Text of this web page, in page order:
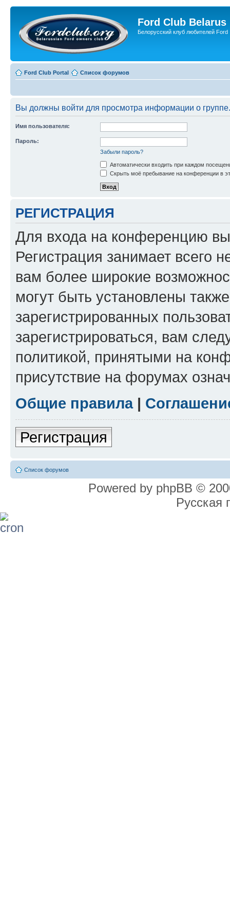
Ford Club Belarus
Белорусский клуб любителей Ford
Ford Club Portal Список форумов
Вы должны войти для просмотра информации о группе.
Имя пользователя:
Пароль:
Забыли пароль?
Автоматически входить при каждом
Скрыть моё пребывание на конференции в
РЕГИСТРАЦИЯ
Для входа на конференцию
Регистрация занимает всего
вам более широкие
могут быть установлены
зарегистрированных
зарегистрироваться, вам
политикой, принятыми на
присутствие на форумах
Общие правила|
Регистрация
Список форумов
Powered by phpBB ©
Русская